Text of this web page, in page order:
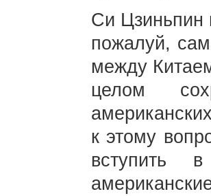
Си Цзиньпин
пожалуй,
между
целом
к этому
вступить